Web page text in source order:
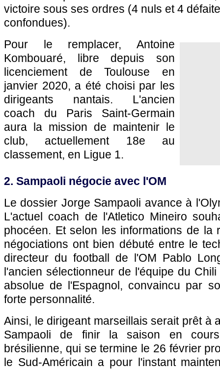
victoire sous ses ordres (4 nuls et 4
confondues).
Pour le remplacer, Antoine
Kombouaré, libre depuis son
licenciement de Toulouse en
janvier 2020, a été choisi par les
dirigeants nantais. L'ancien
coach du Paris Saint-Germain
aura la mission de maintenir le
club, actuellement 18e au
classement, en Ligue 1.
2. Sampaoli négocie avec l'OM
Le dossier Jorge Sampaoli avance à
L'actuel coach de l'Atletico Mineiro
phocéen. Et selon les informations de la
négociations ont bien débuté entre le
directeur du football de l'OM Pablo
l'ancien sélectionneur de l'équipe du
absolue de l'Espagnol, convaincu par
forte personnalité.
Ainsi, le dirigeant marseillais serait prêt à
Sampaoli de finir la saison en
brésilienne, qui se termine le 26 février
le Sud-Américain a pour l'instant